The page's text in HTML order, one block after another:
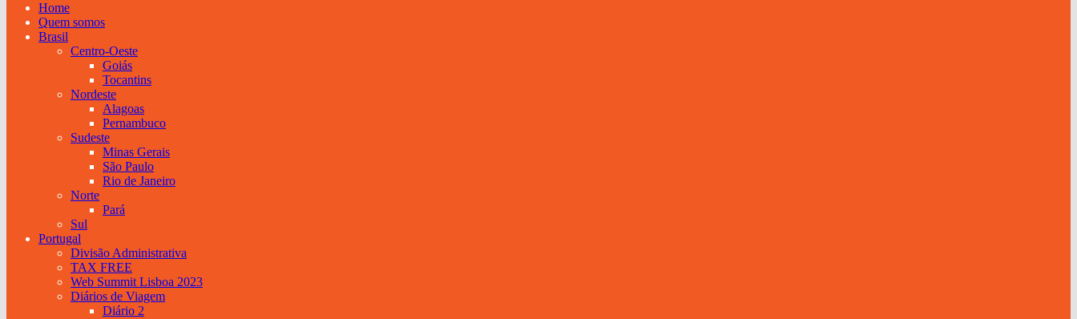
Home
Quem somos
Brasil
Centro-Oeste
Goiás
Tocantins
Nordeste
Alagoas
Pernambuco
Sudeste
Minas Gerais
São Paulo
Rio de Janeiro
Norte
Pará
Sul
Portugal
Divisão Administrativa
TAX FREE
Web Summit Lisboa 2023
Diários de Viagem
Diário 2